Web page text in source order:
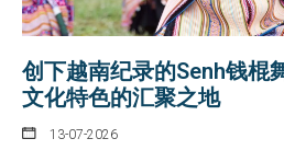
创下越南纪录的Senh钱棍
文化特色的汇聚之地
13-07-2026